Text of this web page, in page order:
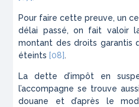
Pour faire cette preuve, un
délai passé, on fait valoir
montant des droits garantis
éteints [08].
La dette d’impôt en
l’accompagne se trouve
douane et d’après le